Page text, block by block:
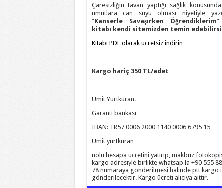
Çaresizliğin tavan yaptığı sağlık
umutlara can suyu olması niyetiyle
“Kanserle Savaşırken Öğrendiklerim
kitabı kendi sitemizden temin
Kitabı PDF olarak ücretsiz indirin
Kargo hariç 350 TL/adet
Ümit Yurtkuran.
Garanti bankası
IBAN: TR57 0006 2000 1140 0006 6795 15
Ümit yurtkuran
nolu hesapa ücretini yatırıp, makbuz
kargo adresiyle birlikte whatsap la +90 555
78 numaraya gönderilmesi halinde ptt kargo
gönderilecektir. Kargo ücreti alıcıya aittir.